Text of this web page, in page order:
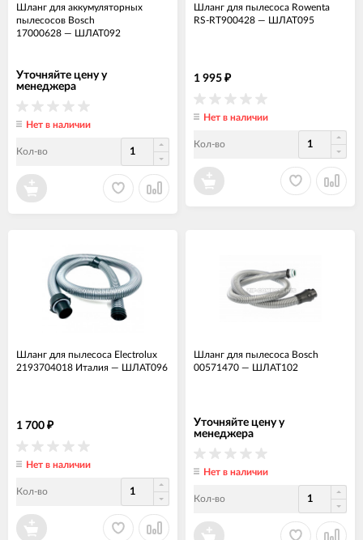
Шланг для аккумуляторных
пылесосов Bosch
17000628 — ШЛАТ092
Уточняйте цену у
менеджера
Нет в наличии
Кол-во
Шланг для пылесоса Rowenta
RS-RT900428 — ШЛАТ095
1 995 ₽
Нет в наличии
Кол-во
Шланг для пылесоса Electrolux
2193704018 Италия — ШЛАТ096
1 700 ₽
Нет в наличии
Кол-во
Шланг для пылесоса Bosch
00571470 — ШЛАТ102
Уточняйте цену у
менеджера
Нет в наличии
Кол-во